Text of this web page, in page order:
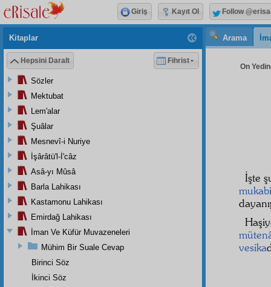
Arama
On
İşte
vesika
Kitaplar
Hepsini Daralt Fihrist
Sözler
Mektubat
Lem'alar
Şuâlar
Mesnevî-i Nuriye
İşârâtü'l-İ'câz
Asâ-yı Mûsâ
Barla Lahikası
Kastamonu Lahikası
Emirdağ Lahikası
İman Ve Küfür Muvazeneleri
Mühim Bir Suale Cevap
Birinci Söz
İkinci Söz
Giriş Kayıt Ol Follow